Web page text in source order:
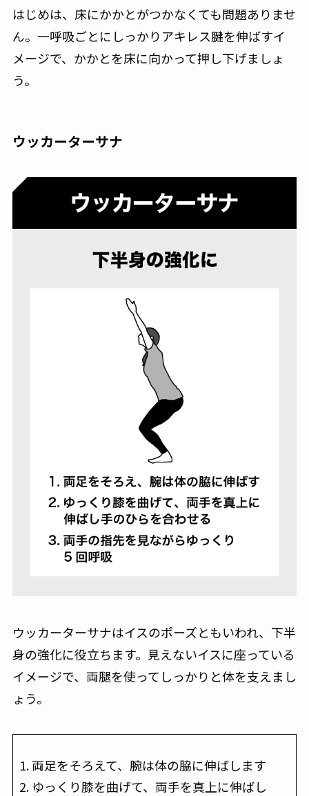
はじめは、床にかかとがつかなくても問題ありませ
ん。一呼吸ごとにしっかりアキレス腱を伸ばすイ
メージで、かかとを床に向かって押し下げましょ
う。
ウッカーターサナ
ウッカーターサナはイスのポーズともいわれ、下半
身の強化に役立ちます。見えないイスに座っている
イメージで、両腿を使ってしっかりと体を支えまし
ょう。
両足をそろえて、腕は体の脇に伸ばします
ゆっくり膝を曲げて、両手を真上に伸ばし